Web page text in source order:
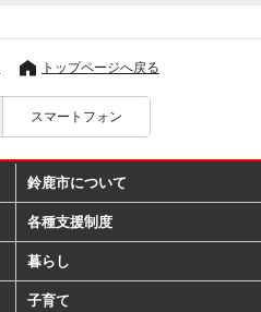
トップページへ戻る
スマートフォン
鈴鹿市について
各種支援制度
暮らし
子育て